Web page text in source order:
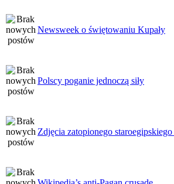
Newsweek o świętowaniu Kupały
Polscy poganie jednoczą siły
Zdjęcia zatopionego staroegipskiego